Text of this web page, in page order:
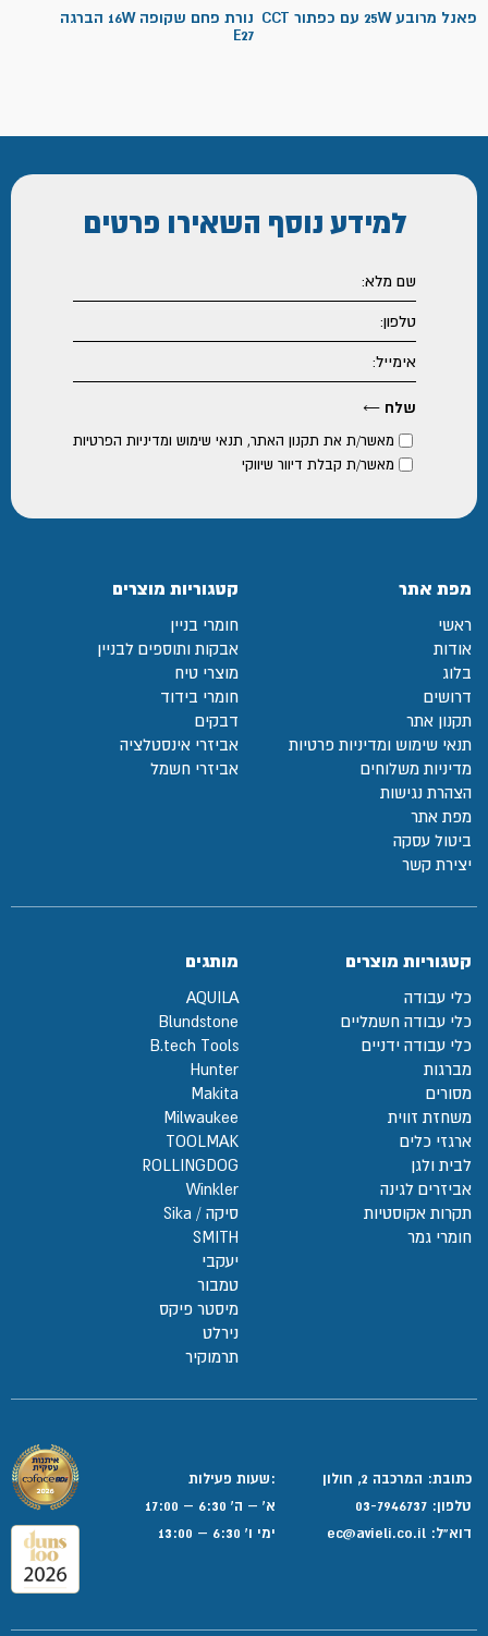
פאנל מרובע 25W עם כפתור CCT
נורת פחם שקופה 16W הברגה
E27
למידע נוסף השאירו פרטים
מאשר/ת את תקנון האתר, תנאי שימוש ומדיניות הפרטיות
מאשר/ת קבלת דיוור שיווקי
מפת אתר
ראשי
אודות
בלוג
דרושים
תקנון אתר
תנאי שימוש ומדיניות פרטיות
מדיניות משלוחים
הצהרת נגישות
מפת אתר
ביטול עסקה
יצירת קשר
קטגוריות מוצרים
חומרי בניין
אבקות ותוספים לבניין
מוצרי טיח
חומרי בידוד
דבקים
אביזרי אינסטלציה
אביזרי חשמל
קטגוריות מוצרים
כלי עבודה
כלי עבודה חשמליים
כלי עבודה ידניים
מברגות
מסורים
משחזת זווית
ארגזי כלים
לבית ולגן
אביזרים לגינה
תקרות אקוסטיות
חומרי גמר
מותגים
AQUILA
Blundstone
B.tech Tools
Hunter
Makita
Milwaukee
TOOLMAK
ROLLINGDOG
Winkler
סיקה / Sika
SMITH
יעקבי
טמבור
מיסטר פיקס
נירלט
תרמוקיר
כתובת: המרכבה 2, חולון
טלפון: 03-7946737
דוא”ל:
:שעות פעילות
א' – ה' 6:30 – 17:00
ימי ו' 6:30 – 13:00